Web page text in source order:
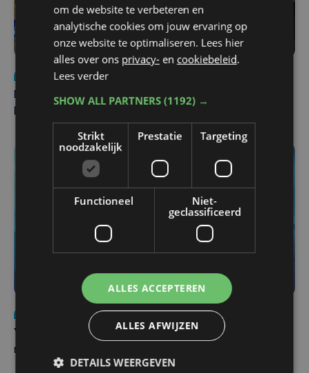
Nieuws
di 4 augustus | 09:32
Man en vrouw dood aangetroffen in woning in Sint-
do 6 augustus | 21:30
Yaro (19), slachtoffer van vechtpartij, is na
maandenlange coma overleden
om de website te verbeteren en
analytische cookies om jouw ervaring op
onze website te optimaliseren. Lees hier
alles over ons privacy- en cookiebeleid.
Lees verder
SHOW ALL PARTNERS(1192) →
Strikt
noodzakelijk
Prestatie Targeting
Functioneel
Niet-
geclassificeerd
ALLES ACCEPTEREN
ALLES AFWIJZEN
DETAILS WEERGEVEN